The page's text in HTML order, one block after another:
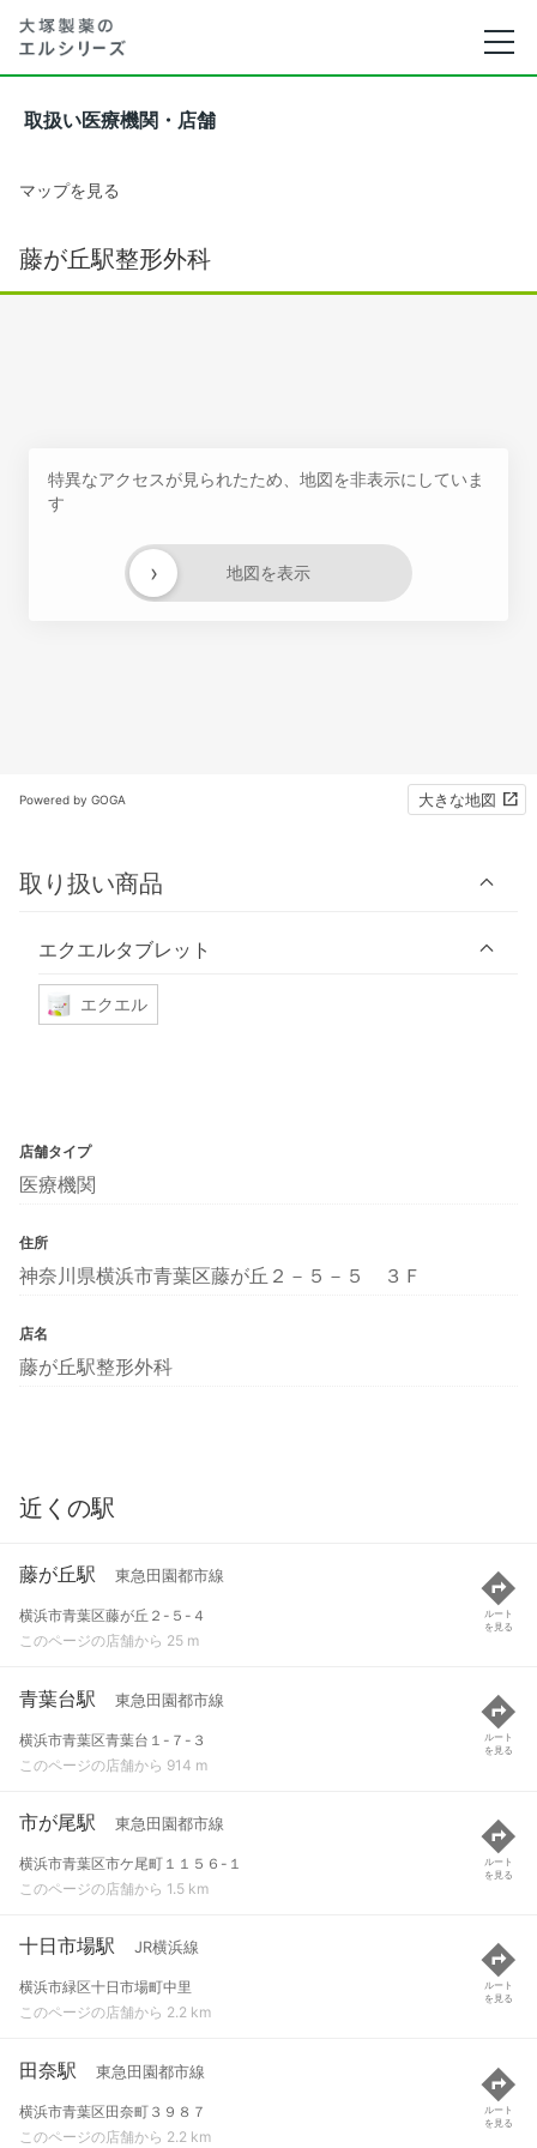
取扱い医療機関・店舗
マップを見る
藤が丘駅整形外科
特異なアクセスが見られたため、地図を非表示にしていま
す
地図を表示
›
Powered by GOGA 大きな地図
取り扱い商品
エクエルタブレット
エクエル
店舗タイプ
医療機関
住所
神奈川県横浜市青葉区藤が丘２－５－５ ３Ｆ
店名
藤が丘駅整形外科
近くの駅
藤が丘駅 東急田園都市線
横浜市青葉区藤が丘２-５-４
このページの店舗から 25 m
ルート
を見る
青葉台駅 東急田園都市線
横浜市青葉区青葉台１-７-３
このページの店舗から 914 m
ルート
を見る
市が尾駅 東急田園都市線
横浜市青葉区市ケ尾町１１５６-１
このページの店舗から 1.5 km
ルート
を見る
十日市場駅 JR横浜線
横浜市緑区十日市場町中里
このページの店舗から 2.2 km
ルート
を見る
田奈駅 東急田園都市線
横浜市青葉区田奈町３９８７
このページの店舗から 2.2 km
ルート
を見る